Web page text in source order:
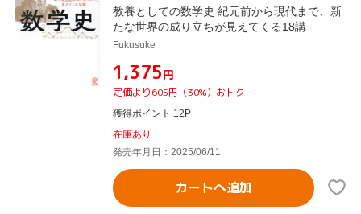
教養としての数学史 紀元前から現代まで、新
たな世界の成り立ちが見えてくる18講
Fukusuke
¥1,375円
定価より605円（30%）おトク
獲得ポイント 12P
在庫あり
発売年月日：2025/06/11
カートへ追加